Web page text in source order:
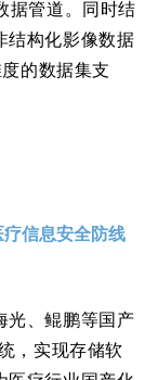
据管道。同时结
结构化影像数据
的数据集支
信息安全防线
光、鲲鹏等国产
，实现存储软